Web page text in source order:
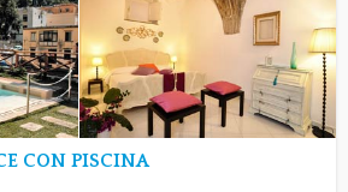
CON PISCINA